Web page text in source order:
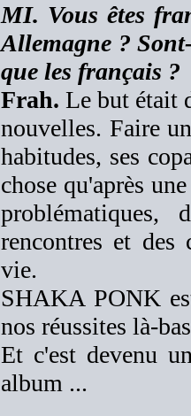
MI. Vous êtes
Allemagne ?
que les français ?
Frah. Le but était
nouvelles. Faire
habitudes, ses
chose qu'après
rencontres et des
vie.
SHAKA PONK
nos réussites là-
Et c'est devenu
album ...